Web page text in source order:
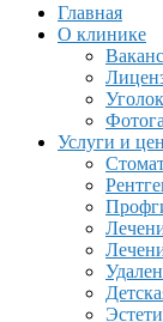
Главная
О клинике
Услуги и